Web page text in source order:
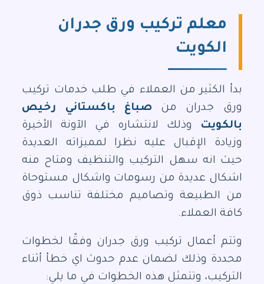
معلم تركيب ورق جدران
الكويت
بدأ الكثير من العملاء في طلب خدمات تركيب
ورق جدران من صباغ باكستاني رخيص
بالكويت
وذلك لانتشاره في الآونة الأخيرة
وزيادة الإقبال عليه نظرا لمميزاته العديدة
حيث انه سهل التركيب والتنظيف ومتاح منه
اشكال عديدة من رسومات واشكال مستوحاة
من الطبيعة وتصاميم مختلفة تناسب ذوق
كافة العملاء.
وتتم أعمال تركيب ورق جدران وفقًا لخطوات
محددة وذلك لضمان عدم حدوث اي خطأ أثناء
التركيب، وتتمثل هذه الخطوات في ما يلي: